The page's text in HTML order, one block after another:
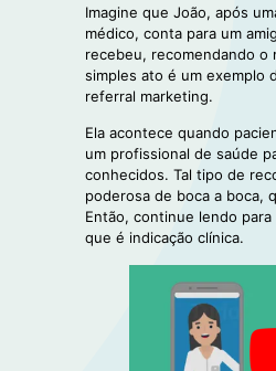
Imagine que João, após
médico, conta para um
recebeu, recomendando o
simples ato é um exemplo
referral marketing.
Ela acontece quando
um profissional de saúde
conhecidos. Tal tipo de
poderosa de boca a boca,
Então, continue lendo
que é indicação clínica.